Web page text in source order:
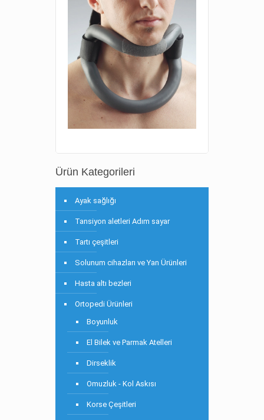
Ürün Kategorileri
Ayak sağlığı
Tansiyon aletleri Adım sayar
Tartı çeşitleri
Solunum cihazları ve Yan Ürünleri
Hasta altı bezleri
Ortopedi Ürünleri
Boyunluk
El Bilek ve Parmak Atelleri
Dirseklik
Omuzluk - Kol Askısı
Korse Çeşitleri